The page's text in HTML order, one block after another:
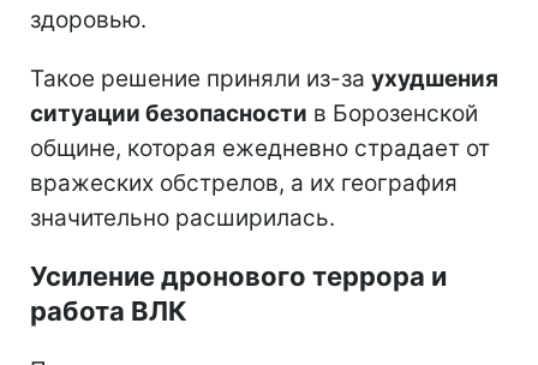
здоровью.
Такое решение приняли из-за ухудшения
ситуации безопасности в Борозенской
общине, которая ежедневно страдает от
вражеских обстрелов, а их география
значительно расширилась.
Усиление дронового террора и
работа ВЛК